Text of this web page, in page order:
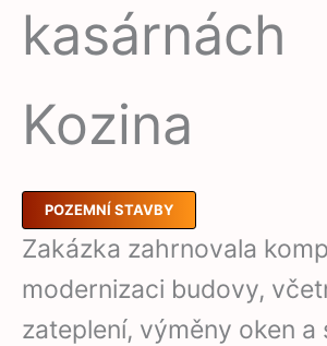
kasárnách
Kozina
POZEMNÍ STAVBY
Zakázka zahrnovala
modernizaci budovy,
zateplení, výměny oken a